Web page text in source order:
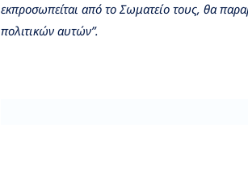
εκπροσωπείται από το Σωματείο τους, θα
πολιτικών αυτών”.